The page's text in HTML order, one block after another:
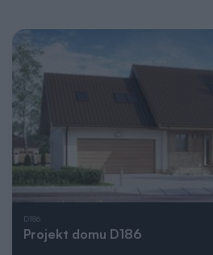
D186
Projekt domu D186